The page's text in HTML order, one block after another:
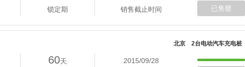
锁定期
销售截止时间
已售罄
北京 2台电动汽车充电桩
60天
2015/09/28